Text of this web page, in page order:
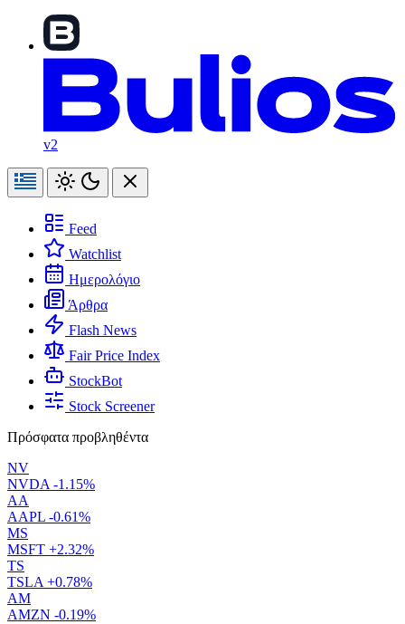
v2
Feed
Watchlist
Ημερολόγιο
Άρθρα
Flash News
Fair Price Index
StockBot
Stock Screener
Πρόσφατα προβληθέντα
NV
NVDA -1.15%
AA
AAPL -0.61%
MS
MSFT +2.32%
TS
TSLA +0.78%
AM
AMZN -0.19%